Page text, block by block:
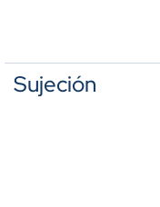
Sujeción